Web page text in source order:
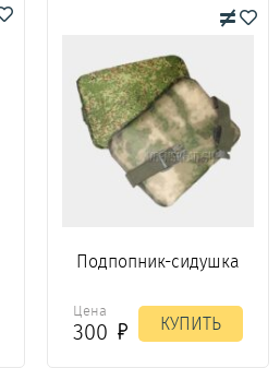
Подпопник-сидушка
Цена
300 КУПИТЬ